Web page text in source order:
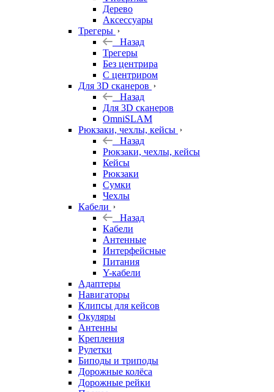
Дерево
Аксессуары
Трегеры
Назад
Трегеры
Без центрира
С центриром
Для 3D сканеров
Назад
Для 3D сканеров
OmniSLAM
Рюкзаки, чехлы, кейсы
Назад
Рюкзаки, чехлы, кейсы
Кейсы
Рюкзаки
Сумки
Чехлы
Кабели
Назад
Кабели
Антенные
Интерфейсные
Питания
Y-кабели
Адаптеры
Навигаторы
Клипсы для кейсов
Окуляры
Антенны
Крепления
Рулетки
Биподы и триподы
Дорожные колёса
Дорожные рейки